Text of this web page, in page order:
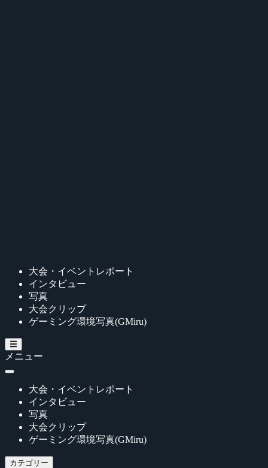
大会・イベントレポート
インタビュー
写真
大会クリップ
ゲーミング環境写真(GMiru)
メニュー
大会・イベントレポート
インタビュー
写真
大会クリップ
ゲーミング環境写真(GMiru)
カテゴリー